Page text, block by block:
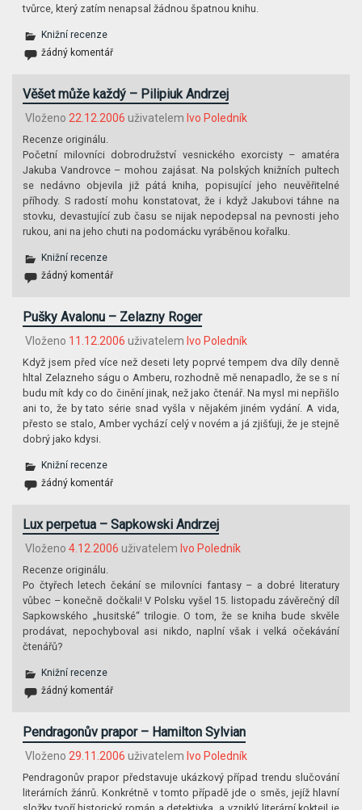
tvůrce, který zatím nenapsal žádnou špatnou knihu.
Knižní recenze
žádný komentář
Věšet může každý – Pilipiuk Andrzej
Vloženo 22.12.2006 uživatelem Ivo Poledník
Recenze originálu.
Početní milovníci dobrodružství vesnického exorcisty – amatéra
Jakuba Vandrovce – mohou zajásat. Na polských knižních pultech
se nedávno objevila již pátá kniha, popisující jeho neuvěřitelné
příhody. S radostí mohu konstatovat, že i když Jakubovi táhne na
stovku, devastující zub času se nijak nepodepsal na pevnosti jeho
rukou, ani na jeho chuti na podomácku vyráběnou kořalku.
Knižní recenze
žádný komentář
Pušky Avalonu – Zelazny Roger
Vloženo 11.12.2006 uživatelem Ivo Poledník
Když jsem před více než deseti lety poprvé tempem dva díly denně
hltal Zelazneho ságu o Amberu, rozhodně mě nenapadlo, že se s ní
budu mít kdy co do činění jinak, než jako čtenář. Na mysl mi nepřišlo
ani to, že by tato série snad vyšla v nějakém jiném vydání. A vida,
přesto se stalo, Amber vychází celý v novém a já zjišťuji, že je stejně
dobrý jako kdysi.
Knižní recenze
žádný komentář
Lux perpetua – Sapkowski Andrzej
Vloženo 4.12.2006 uživatelem Ivo Poledník
Recenze originálu.
Po čtyřech letech čekání se milovníci fantasy – a dobré literatury
vůbec – konečně dočkali! V Polsku vyšel 15. listopadu závěrečný díl
Sapkowského „husitské“ trilogie. O tom, že se kniha bude skvěle
prodávat, nepochyboval asi nikdo, naplní však i velká očekávání
čtenářů?
Knižní recenze
žádný komentář
Pendragonův prapor – Hamilton Sylvian
Vloženo 29.11.2006 uživatelem Ivo Poledník
Pendragonův prapor představuje ukázkový případ trendu slučování
literárních žánrů. Konkrétně v tomto případě jde o směs, jejíž hlavní